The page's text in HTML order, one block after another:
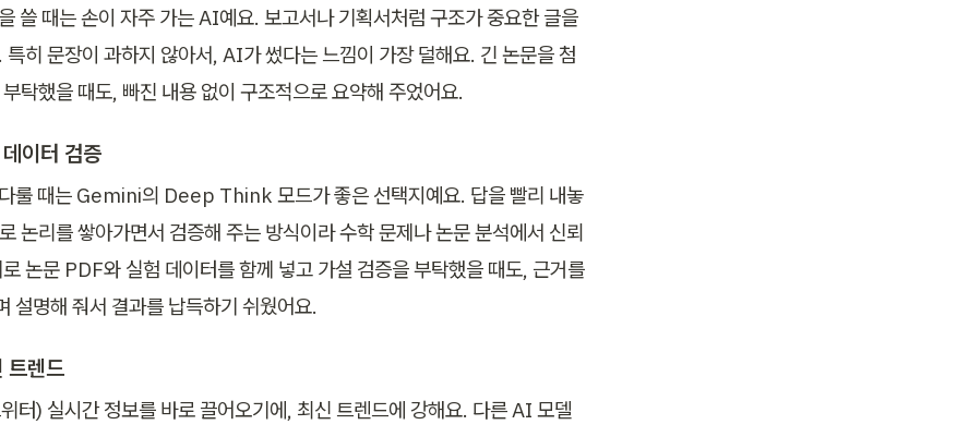
쓸 때는 손이 자주 가는 AI예요. 보고서나 기획서처럼 구조가 중요한 글을
특히 문장이 과하지 않아서, AI가 썼다는 느낌이 가장 덜해요. 긴 논문을 첨
탁했을 때도, 빠진 내용 없이 구조적으로 요약해 주었어요.
이터 검증
룰 때는 Gemini의 Deep Think 모드가 좋은 선택지예요. 답을 빨리 내놓
논리를 쌓아가면서 검증해 주는 방식이라 수학 문제나 논문 분석에서 신뢰
논문 PDF와 실험 데이터를 함께 넣고 가설 검증을 부탁했을 때도, 근거를
설명해 줘서 결과를 납득하기 쉬웠어요.
트렌드
터) 실시간 정보를 바로 끌어오기에, 최신 트렌드에 강해요. 다른 AI 모델